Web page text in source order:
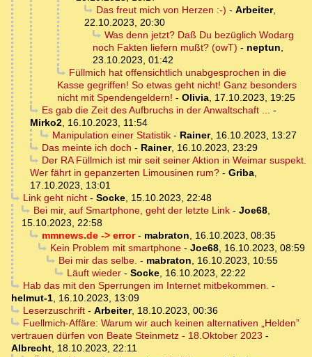
Das freut mich von Herzen :-) - Arbeiter,
22.10.2023, 20:30
Was denn jetzt? Daß Du bezüglich Wodarg
noch Fakten liefern mußt? (owT) - neptun,
23.10.2023, 01:42
Füllmich hat offensichtlich unabgesprochen in die
Kasse gegriffen! So etwas geht nicht! Ganz besonders
nicht mit Spendengeldern! - Olivia, 17.10.2023, 19:25
Es gab die Zeit des Aufbruchs in der Anwaltschaft ... -
Mirko2, 16.10.2023, 11:54
Manipulation einer Statistik- Rainer, 16.10.2023, 13:27
Das meinte ich doch - Rainer, 16.10.2023, 23:29
Der RA Füllmich ist mir seit seiner Aktion in Weimar suspekt.
Wer fährt in gepanzerten Limousinen rum? - Griba,
17.10.2023, 13:01
Link geht nicht- Socke, 15.10.2023, 22:48
Bei mir, auf Smartphone, geht der letzte Link- Joe68,
15.10.2023, 22:58
mmnews.de -> error- mabraton, 16.10.2023, 08:35
Kein Problem mit smartphone- Joe68, 16.10.2023, 08:59
Bei mir das selbe. - mabraton, 16.10.2023, 10:55
Läuft wieder- Socke, 16.10.2023, 22:22
Hab das mit den Sperrungen im Internet mitbekommen. -
helmut-1, 16.10.2023, 13:09
Leserzuschrift- Arbeiter, 18.10.2023, 00:36
Fuellmich-Affäre: Warum wir auch keinen alternativen „Helden”
vertrauen dürfen von Beate Steinmetz - 18.Oktober 2023 -
Albrecht, 18.10.2023, 22:11